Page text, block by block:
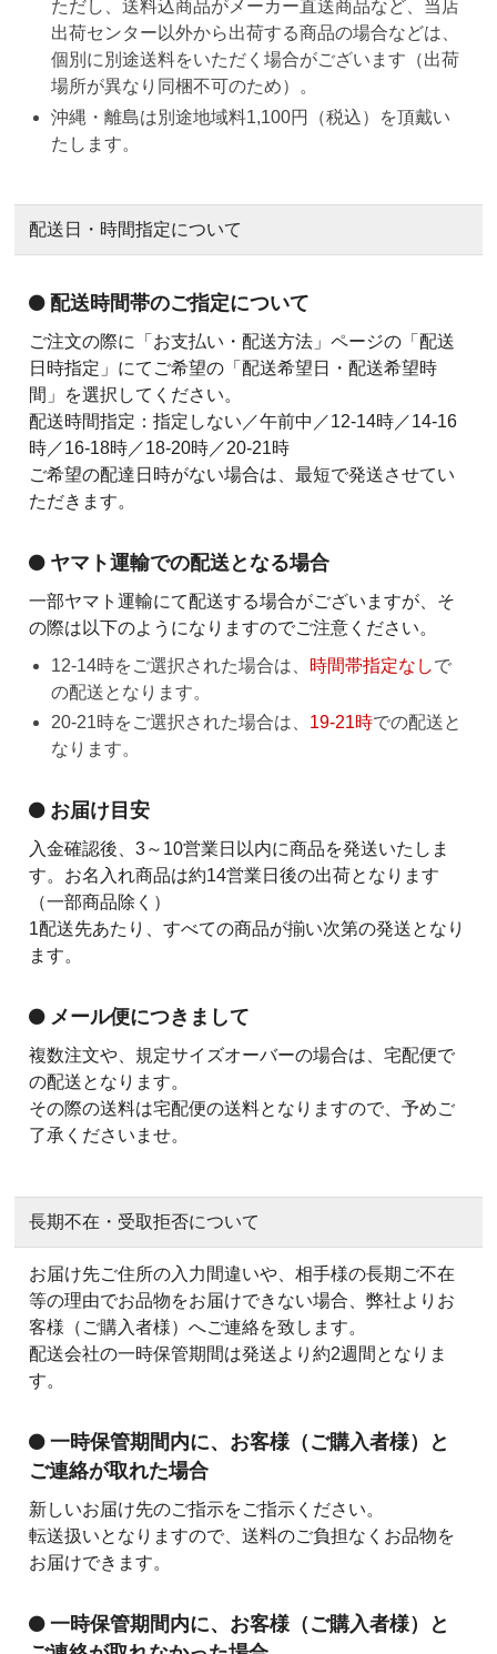
ただし、送料込商品がメーカー直送商品など、当店
出荷センター以外から出荷する商品の場合などは、
個別に別途送料をいただく場合がございます（出荷
場所が異なり同梱不可のため）。
沖縄・離島は別途地域料1,100円（税込）を頂戴い
たします。
配送日・時間指定について
配送時間帯のご指定について
ご注文の際に「お支払い・配送方法」ページの「配送
日時指定」にてご希望の「配送希望日・配送希望時
間」を選択してください。
配送時間指定：指定しない／午前中／12-14時／14-16
時／16-18時／18-20時／20-21時
ご希望の配達日時がない場合は、最短で発送させてい
ただきます。
ヤマト運輸での配送となる場合
一部ヤマト運輸にて配送する場合がございますが、そ
の際は以下のようになりますのでご注意ください。
12-14時をご選択された場合は、 時間帯指定なしで
の配送となります。
20-21時をご選択された場合は、 19-21時での配送と
なります。
お届け目安
入金確認後、3～10営業日以内に商品を発送いたしま
す。お名入れ商品は約14営業日後の出荷となります
（一部商品除く）
1配送先あたり、すべての商品が揃い次第の発送となり
ます。
メール便につきまして
複数注文や、規定サイズオーバーの場合は、宅配便で
の配送となります。
その際の送料は宅配便の送料となりますので、予めご
了承くださいませ。
長期不在・受取拒否について
お届け先ご住所の入力間違いや、相手様の長期ご不在
等の理由でお品物をお届けできない場合、弊社よりお
客様（ご購入者様）へご連絡を致します。
配送会社の一時保管期間は発送より約2週間となりま
す。
一時保管期間内に、お客様（ご購入者様）と
ご連絡が取れた場合
新しいお届け先のご指示をご指示ください。
転送扱いとなりますので、送料のご負担なくお品物を
お届けできます。
一時保管期間内に、お客様（ご購入者様）と